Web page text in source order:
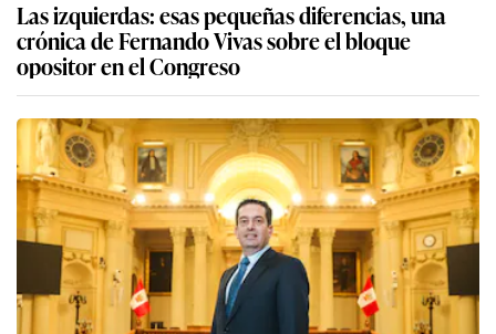
Las izquierdas: esas pequeñas diferencias, una
crónica de Fernando Vivas sobre el bloque
opositor en el Congreso